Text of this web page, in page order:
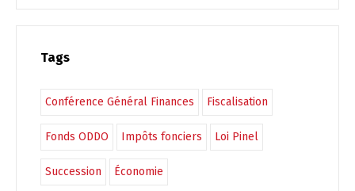
Tags
Conférence Général Finances Fiscalisation
Fonds ODDO Impôts fonciers Loi Pinel
Succession Économie